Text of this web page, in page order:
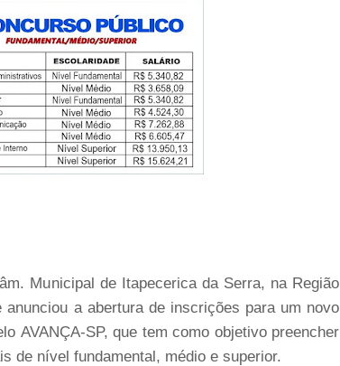
Municipal de Itapecerica da Serra, na Região
anunciou a abertura de inscrições para um novo
AVANÇA-SP, que tem como objetivo preencher
de nível fundamental, médio e superior.